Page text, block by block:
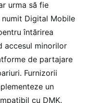
urma să fie
Digital Mobile
întărirea
accesul minorilor
de partajare
Furnizorii
un
cu DMK.